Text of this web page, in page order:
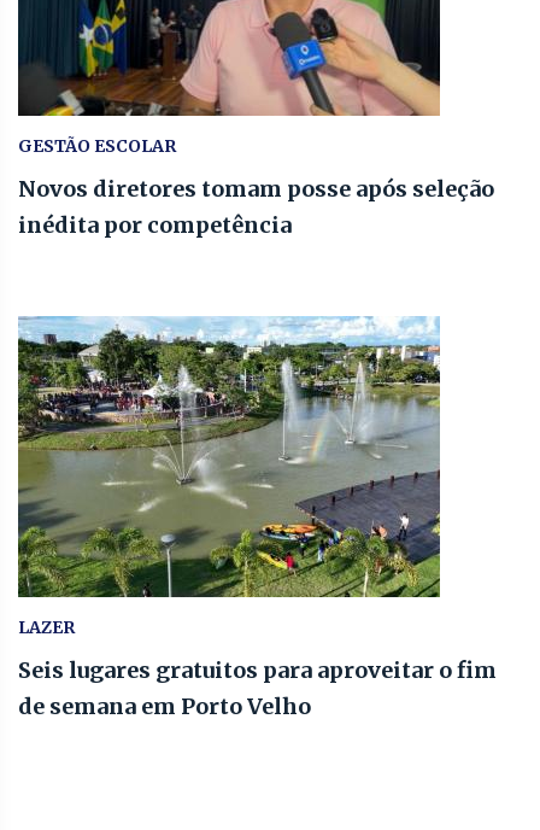
GESTÃO ESCOLAR
Novos diretores tomam posse após seleção
inédita por competência
LAZER
Seis lugares gratuitos para aproveitar o fim
de semana em Porto Velho